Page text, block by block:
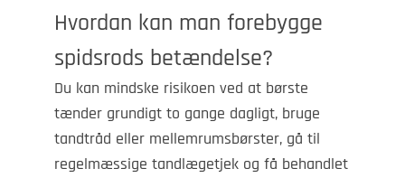
Hvordan kan man forebygge
spidsrods betændelse?
Du kan mindske risikoen ved at børste
tænder grundigt to gange dagligt, bruge
tandtråd eller mellemrumsbørster, gå til
regelmæssige tandlægetjek og få behandlet